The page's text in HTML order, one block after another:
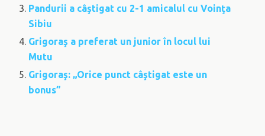
Pandurii a câştigat cu 2-1 amicalul cu Voinţa
Sibiu
Grigoraş a preferat un junior în locul lui
Mutu
Grigoraş: „Orice punct câştigat este un
bonus”